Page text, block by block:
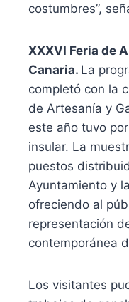
costumbres”,
XXXVI Feria de
Canaria. La
completó con la
de Artesanía y
este año tuvo
insular. La
puestos
Ayuntamiento y
ofreciendo al
representación
contemporánea
Los visitantes